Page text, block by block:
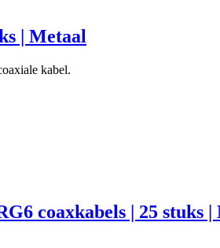
| Metaal
kabel.
coaxkabels | 25 stuks |